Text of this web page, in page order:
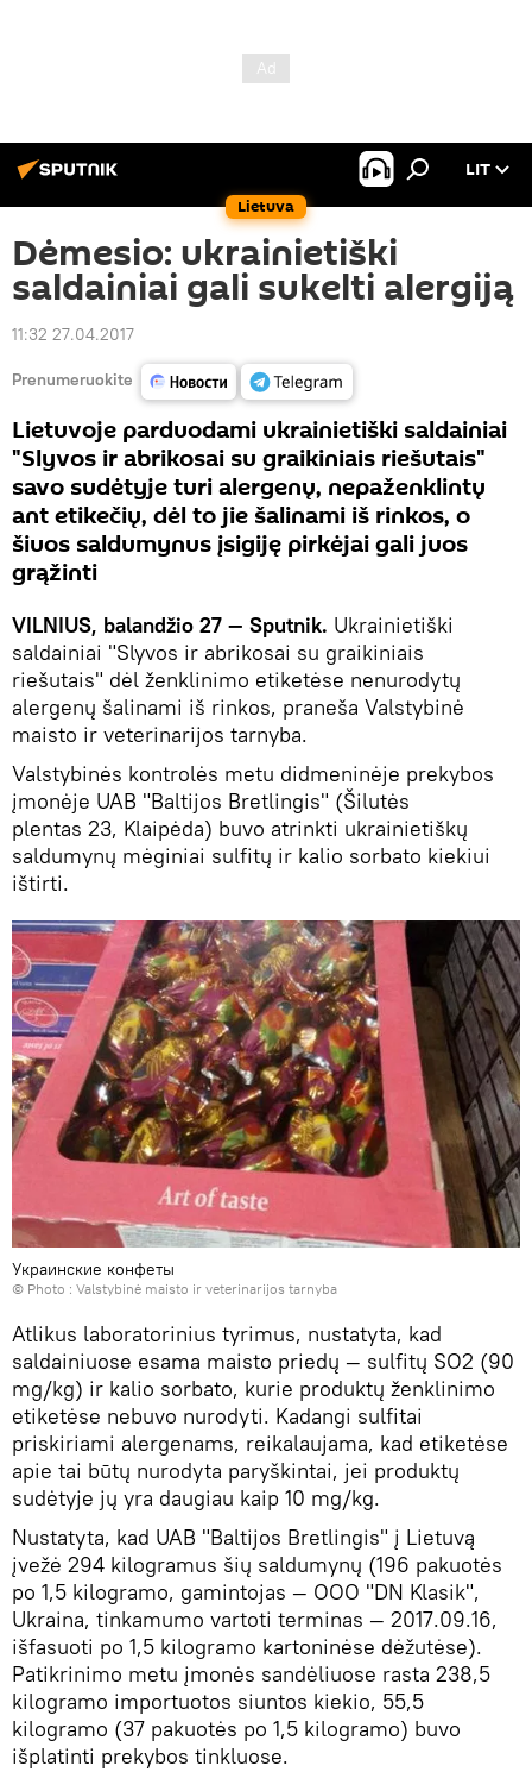
Lietuva
LIT
Dėmesio: ukrainietiški
saldainiai gali sukelti alergiją
11:32 27.04.2017
Prenumeruokite
Lietuvoje parduodami ukrainietiški saldainiai
"Slyvos ir abrikosai su graikiniais riešutais"
savo sudėtyje turi alergenų, nepaženklintų
ant etikečių, dėl to jie šalinami iš rinkos, o
šiuos saldumynus įsigiję pirkėjai gali juos
grąžinti
VILNIUS, balandžio 27 — Sputnik. Ukrainietiški
saldainiai "Slyvos ir abrikosai su graikiniais
riešutais" dėl ženklinimo etiketėse nenurodytų
alergenų šalinami iš rinkos, praneša Valstybinė
maisto ir veterinarijos tarnyba.
Valstybinės kontrolės metu didmeninėje prekybos
įmonėje UAB "Baltijos Bretlingis" (Šilutės
plentas 23, Klaipėda) buvo atrinkti ukrainietiškų
saldumynų mėginiai sulfitų ir kalio sorbato kiekiui
ištirti.
Украинские конфеты
© Photo : Valstybinė maisto ir veterinarijos tarnyba
Atlikus laboratorinius tyrimus, nustatyta, kad
saldainiuose esama maisto priedų — sulfitų SO2 (90
mg/kg) ir kalio sorbato, kurie produktų ženklinimo
etiketėse nebuvo nurodyti. Kadangi sulfitai
priskiriami alergenams, reikalaujama, kad etiketėse
apie tai būtų nurodyta paryškintai, jei produktų
sudėtyje jų yra daugiau kaip 10 mg/kg.
Nustatyta, kad UAB "Baltijos Bretlingis" į Lietuvą
įvežė 294 kilogramus šių saldumynų (196 pakuotės
po 1,5 kilogramo, gamintojas — OOO "DN Klasik",
Ukraina, tinkamumo vartoti terminas — 2017.09.16,
išfasuoti po 1,5 kilogramo kartoninėse dėžutėse).
Patikrinimo metu įmonės sandėliuose rasta 238,5
kilogramo importuotos siuntos kiekio, 55,5
kilogramo (37 pakuotės po 1,5 kilogramo) buvo
išplatinti prekybos tinkluose.